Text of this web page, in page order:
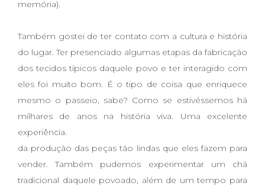
memória).
Também gostei de ter contato com a cultura e história
do lugar. Ter presenciado algumas etapas da fabricação
dos tecidos típicos daquele povo e ter interagido com
eles foi muito bom. É o tipo de coisa que enriquece
mesmo o passeio, sabe? Como se estivéssemos há
milhares de anos na história viva. Uma excelente
experiência.
da produção das peças tão lindas que eles fazem para
vender. Também pudemos experimentar um chá
tradicional daquele povoado, além de um tempo para